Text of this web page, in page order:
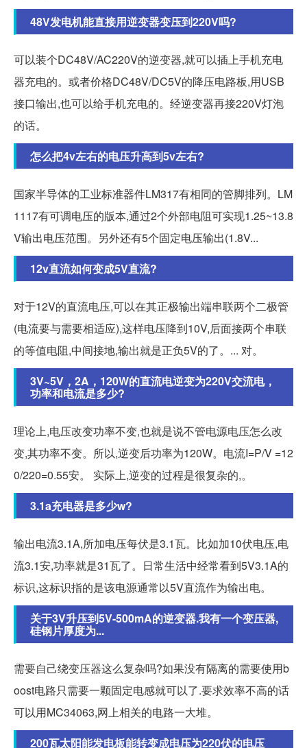
48V发电机能直接用逆变器变压到220V吗?
可以装个DC48V/AC220V的逆变器,就可以插上手机充电
器充电的。或者价格DC48V/DC5V的降压电路板,用USB
接口输出,也可以给手机充电的。经逆变器再接220V灯泡
的话。
怎么把4v左右的电压升高到5v左右?
国家半导体的工业标准器件LM317有相同的管脚排列。LM
1117有可调电压的版本,通过2个外部电阻可实现1.25~13.8
V输出电压范围。另外还有5个固定电压输出(1.8V...
12v直流如何变成5V直流?
对于12V的直流电压,可以在其正极输出端串联两个二极管
(电流要与需要相适应),这样电压降到10V,后面接两个串联
的等值电阻,中间接地,输出就是正负5V的了。... 对。
3V~5V，2A，120W的直流电逆变为220V交流电，
功率和电流是多少?
理论上,电压改变功率不变,也就是说不管电源电压怎么改
变,其功率不变。所以,逆变后功率为120W。电流I=P/V =12
0/220=0.55安。 实际上,逆变的过程是很复杂的,。
3.1a充电器是多少w?
输出电流3.1A,所加电压每伏是3.1瓦。比如加10伏电压,电
流3.1安,功率就是31瓦了。日常生活中经常看到5V3.1A的
标识,这标识指的是该电源通常以5V直流作为输出电。
关于3V升压到5V-500mA的逆变器.我有一个变压器,
硅钢片厚度为...
需要自己绕变压器这么复杂吗?如果没有隔离的需要使用b
oost电路只需要一颗固定电感就可以了.要求效率不高的话
可以用MC34063,网上相关的电路一大堆。
200瓦太阳能发电板能转变成电压为220伏的电压